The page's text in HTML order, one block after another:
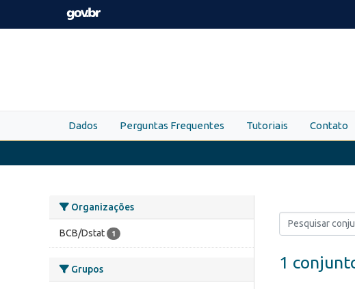
Skip to main content
Dados Perguntas Frequentes Tutoriais Contato
Organizações
BCB/Dstat 1
Grupos 1